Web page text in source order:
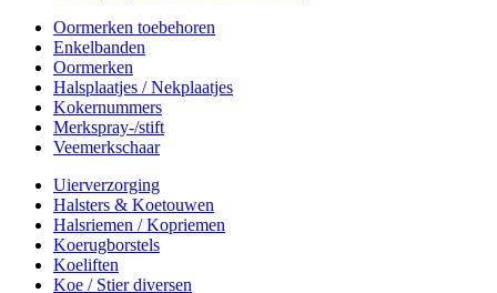
Oormerken toebehoren
Enkelbanden
Oormerken
Halsplaatjes / Nekplaatjes
Kokernummers
Merkspray-/stift
Veemerkschaar
Uierverzorging
Halsters & Koetouwen
Halsriemen / Kopriemen
Koerugborstels
Koeliften
Koe / Stier diversen